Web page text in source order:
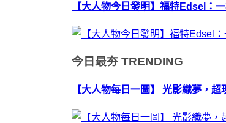
【大人物今日發明】福特Edsel：
今日最夯 TRENDING
【大人物每日一圖】 光影織夢，